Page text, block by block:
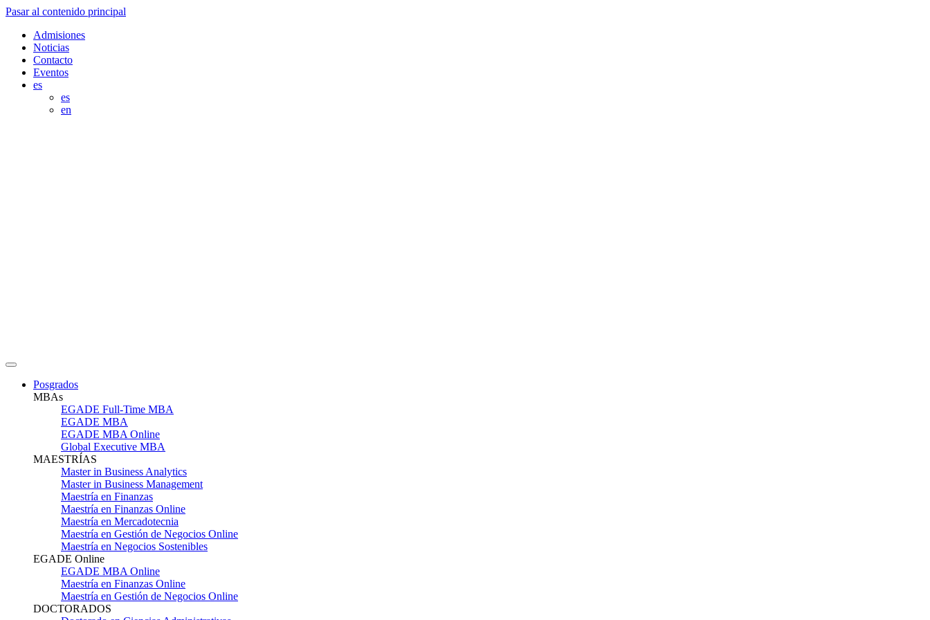
Pasar al contenido principal
Admisiones
Noticias
Contacto
Eventos
es
es
en
Posgrados
MBAs
EGADE Full-Time MBA
EGADE MBA
EGADE MBA Online
Global Executive MBA
MAESTRÍAS
Master in Business Analytics
Master in Business Management
Maestría en Finanzas
Maestría en Finanzas Online
Maestría en Mercadotecnia
Maestría en Gestión de Negocios Online
Maestría en Negocios Sostenibles
EGADE Online
EGADE MBA Online
Maestría en Finanzas Online
Maestría en Gestión de Negocios Online
DOCTORADOS